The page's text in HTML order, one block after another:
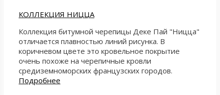
КОЛЛЕКЦИЯ НИЦЦА
Коллекция битумной черепицы Деке Пай "Ницца"
отличается плавностью линий рисунка. В
коричневом цвете это кровельное покрытие
очень похоже на черепичные кровли
средиземноморских французских городов.
Подробнее